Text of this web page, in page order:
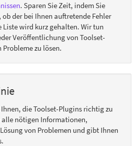
. Sparen Sie Zeit, indem Sie
der bei Ihnen auftretende Fehler
Liste wird kurz gehalten. Wir tun
Veröffentlichung von Toolset-
zu lösen.
die Toolset-Plugins richtig zu
nötigen Informationen,
von Problemen und gibt Ihnen